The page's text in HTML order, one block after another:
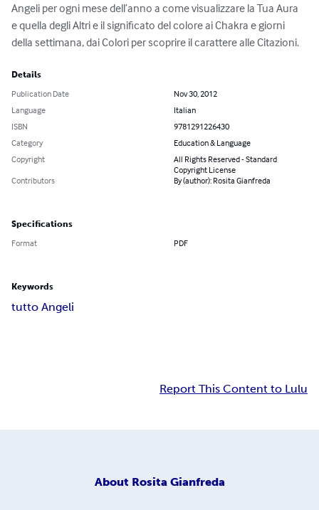
Angeli per ogni mese dell’anno a come visualizzare la Tua Aura
e quella degli Altri e il significato del colore ai Chakra e giorni
della settimana, dai Colori per scoprire il carattere alle Citazioni.
Details
Publication Date
Nov 30, 2012
Language
Italian
ISBN
9781291226430
Category
Education & Language
Copyright
All Rights Reserved - Standard
Copyright License
Contributors
By (author): Rosita Gianfreda
Specifications
Format PDF
Keywords
tutto Angeli
Report This Content to Lulu
About Rosita Gianfreda